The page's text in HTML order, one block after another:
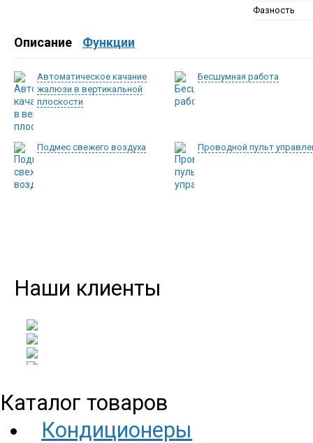
Фазность
Описание Функции
Автоматическое качание
жалюзи в вертикальной
плоскости
Бесшумная работа
Подмес свежего воздуха Проводной пульт
Наши клиенты
Каталог товаров
Кондиционеры